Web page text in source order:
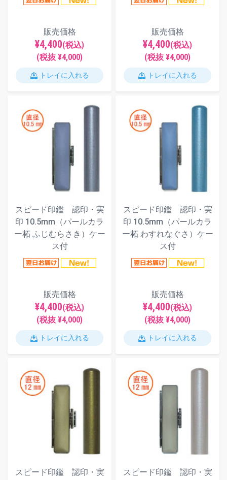
販売価格
¥4,400(税込)
(税抜 ¥4,000)
トレイに入れる
販売価格
¥4,400(税込)
(税抜 ¥4,000)
トレイに入れる
スピード印鑑 認印・実
印 10.5mm（パールカラ
ー柘 ふじむらさき）ケー
ス付
販売価格
¥4,400(税込)
(税抜 ¥4,000)
トレイに入れる
スピード印鑑 認印・実
印 10.5mm（パールカラ
ー柘 わすれなぐさ）ケー
ス付
販売価格
¥4,400(税込)
(税抜 ¥4,000)
トレイに入れる
スピード印鑑 認印・実
スピード印鑑 認印・実